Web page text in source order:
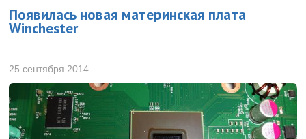
Появилась новая материнская плата
Winchester
25 сентября 2014